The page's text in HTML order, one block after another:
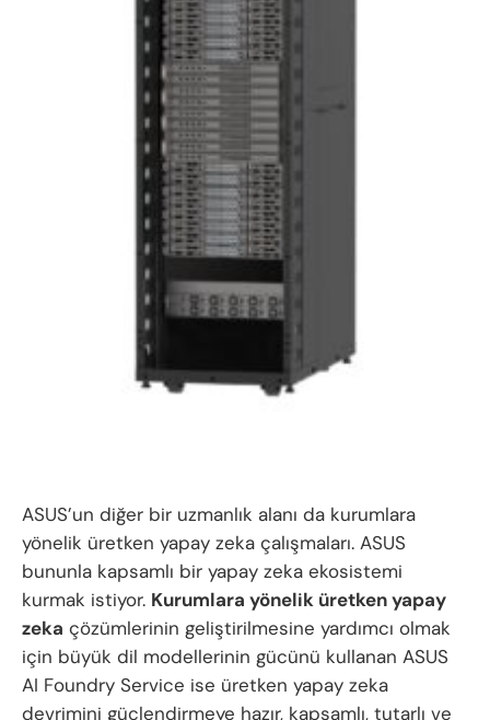
ASUS’un diğer bir uzmanlık alanı da kurumlara
yönelik üretken yapay zeka çalışmaları. ASUS
bununla kapsamlı bir yapay zeka ekosistemi
kurmak istiyor. Kurumlara yönelik üretken yapay
zeka çözümlerinin geliştirilmesine yardımcı olmak
için büyük dil modellerinin gücünü kullanan ASUS
AI Foundry Service ise üretken yapay zeka
devrimini güçlendirmeye hazır, kapsamlı, tutarlı ve